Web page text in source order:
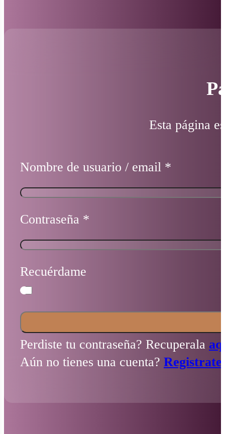
Esta página
Nombre de usuario / email *
Contraseña *
Recuérdame
Perdiste tu contraseña? Recuperala
Aún no tienes una cuenta?